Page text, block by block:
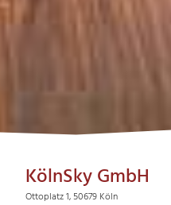
KölnSky GmbH
Ottoplatz 1, 50679 Köln